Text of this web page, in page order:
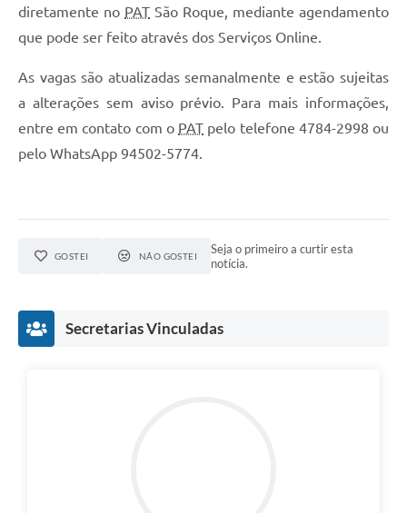
Departamento de Bem-Estar Social
Fundo Social
Horários de Ônibus - Jundiá
Nota Fiscal de Serviço Eletrônica
Notícias
Postos de Atendimento ao Trabalhador (PAT)
diretamente no PAT São Roque, mediante agendamento
que pode ser feito através dos Serviços Online.
As vagas são atualizadas semanalmente e estão sujeitas
a alterações sem aviso prévio. Para mais informações,
entre em contato com o PAT pelo telefone 4784-2998 ou
pelo WhatsApp 94502-5774.
GOSTEI NÃO GOSTEI
Seja o primeiro a curtir esta
notícia.
Secretarias Vinculadas